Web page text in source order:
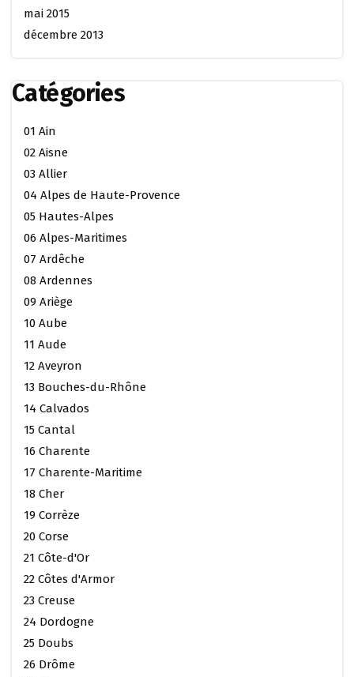
mai 2015
décembre 2013
Catégories
01 Ain
02 Aisne
03 Allier
04 Alpes de Haute-Provence
05 Hautes-Alpes
06 Alpes-Maritimes
07 Ardêche
08 Ardennes
09 Ariège
10 Aube
11 Aude
12 Aveyron
13 Bouches-du-Rhône
14 Calvados
15 Cantal
16 Charente
17 Charente-Maritime
18 Cher
19 Corrèze
20 Corse
21 Côte-d'Or
22 Côtes d'Armor
23 Creuse
24 Dordogne
25 Doubs
26 Drôme